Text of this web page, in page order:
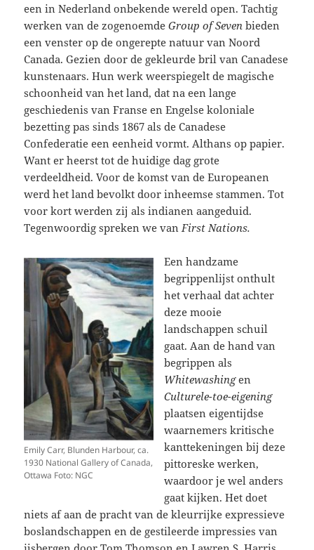
een in Nederland onbekende wereld open. Tachtig
werken van de zogenoemdeGroup of Seven bieden
een venster op de ongerepte natuur van Noord
Canada. Gezien door de gekleurde bril van Canadese
kunstenaars. Hun werk weerspiegelt de magische
schoonheid van het land, dat na een lange
geschiedenis van Franse en Engelse koloniale
bezetting pas sinds 1867 als de Canadese
Confederatie een eenheid vormt. Althans op papier.
Want er heerst tot de huidige dag grote
verdeeldheid. Voor de komst van de Europeanen
werd het land bevolkt door inheemse stammen. Tot
voor kort werden zij als indianen aangeduid.
Tegenwoordig spreken we van First Nations.
Emily Carr, Blunden Harbour, ca.
1930 National Gallery of Canada,
Ottawa Foto: NGC
Een handzame
begrippenlijst onthult
het verhaal dat achter
deze mooie
landschappen schuil
gaat. Aan de hand van
begrippen als
Whitewashingen
Culturele-toe-eigening
plaatsen eigentijdse
waarnemers kritische
kanttekeningen bij deze
pittoreske werken,
waardoor je wel anders
gaat kijken. Het doet
niets af aan de pracht van de kleurrijke expressieve
boslandschappen en de gestileerde impressies van